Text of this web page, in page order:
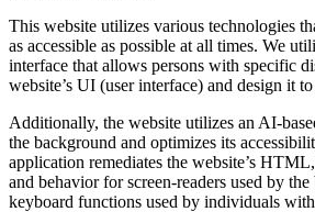
This website utilizes various technologies
as accessible as possible at all times. We
interface that allows persons with specific
website’s UI (user interface) and design it
Additionally, the website utilizes an AI-
the background and optimizes its
application remediates the website’s
and behavior for screen-readers used by
keyboard functions used by individuals